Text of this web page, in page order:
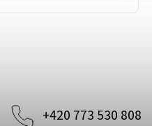
+420 773 530 808